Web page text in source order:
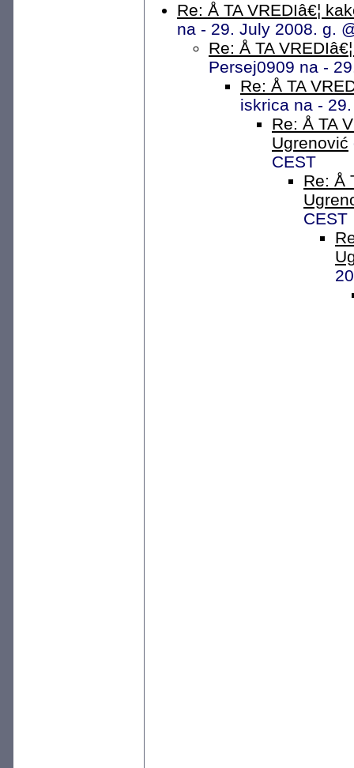
Re: Å TA VREDIâ€¦
na - 29. July 2008. g.
Re: Å TA
Persej0909 na -
Re: Å TA
iskrica na -
Re: Å TA
Ugrenović
CEST
Re: Å
CEST